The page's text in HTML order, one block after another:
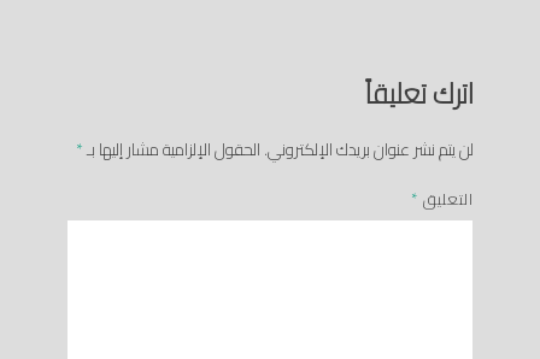
اترك تعليقاً
لن يتم نشر عنوان بريدك الإلكتروني.الحقول الإلزامية مشار إليها بـ*
التعليق *